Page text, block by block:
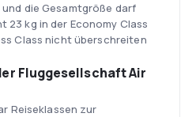
die Gesamtgröße darf
23 kg in der Economy Class
Class nicht überschreiten
Fluggesellschaft Air
Reiseklassen zur